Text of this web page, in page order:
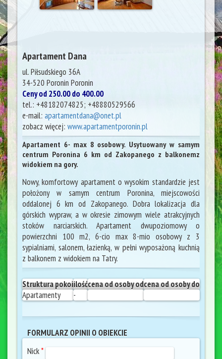
Apartament Dana
ul. Piłsudskiego 36A
34-520 Poronin Poronin
Ceny od 250.00 do 400.00
tel.: +48182074825; +48880529566
e-mail: apartamentdana@onet.pl
zobacz więcej: www.apartamentporonin.pl
Apartament 6- max 8 osobowy. Usytuowany w samym
centrum Poronina 6 km od Zakopanego z balkonemz
widokiem na gory.
Nowy, komfortowy apartament o wysokim standardzie jest
położony w samym centrum Poronina, miejscowości
oddalonej 6 km od Zakopanego. Dobra lokalizacja dla
górskich wypraw, a w okresie zimowym wiele atrakcyjnych
stoków narciarskich. Apartament dwupoziomowy o
powierzchni 100 m2, 6-cio max 8-mio osobowy z 3
sypialniami, salonem, łazienką, w pełni wyposażoną kuchnią
z balkonem z widokiem na Tatry.
Struktura pokoiilośćcena od osoby odcena od osoby do
Apartamenty
-
FORMULARZ OPINII O OBIEKCIE
Nick*